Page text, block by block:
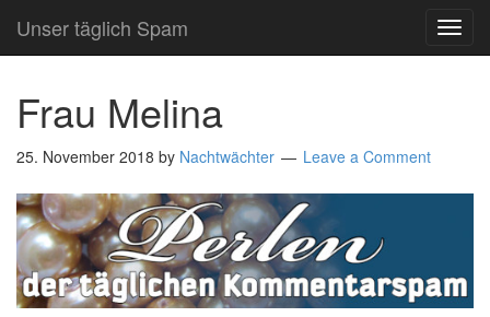
Unser täglich Spam
Frau Melina
25. November 2018 by Nachtwächter Leave a Comment